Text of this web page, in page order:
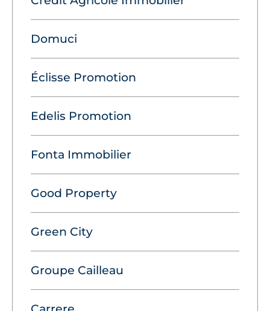
Domuci
Éclisse Promotion
Edelis Promotion
Fonta Immobilier
Good Property
Green City
Groupe Cailleau